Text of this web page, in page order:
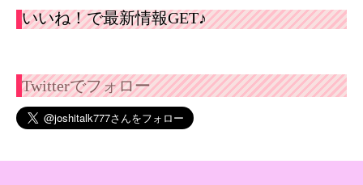
いいね！で最新情報GET♪
Twitterでフォロー